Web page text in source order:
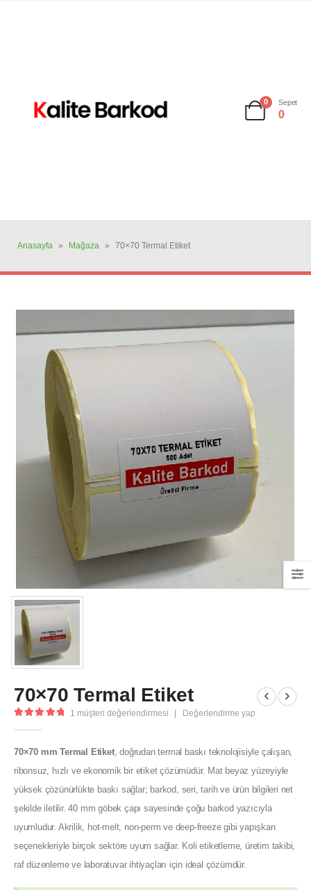
0 Sepet
0
Anasayfa » Mağaza » 70×70 Termal Etiket
70×70 Termal Etiket
1 müşteri değerlendirmesi Değerlendirme yap
70×70 mm Termal Etiket, doğrudan termal baskı teknolojisiyle çalışan,
ribonsuz, hızlı ve ekonomik bir etiket çözümüdür. Mat beyaz yüzeyiyle
yüksek çözünürlükte baskı sağlar; barkod, seri, tarih ve ürün bilgileri net
şekilde iletilir. 40 mm göbek çapı sayesinde çoğu barkod yazıcıyla
uyumludur. Akrilik, hot-melt, non-perm ve deep-freeze gibi yapışkan
seçenekleriyle birçok sektöre uyum sağlar. Koli etiketleme, üretim takibi,
raf düzenleme ve laboratuvar ihtiyaçları için ideal çözümdür.